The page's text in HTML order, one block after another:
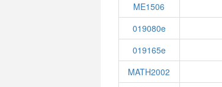
ME1506
019080e
019165e
MATH2002